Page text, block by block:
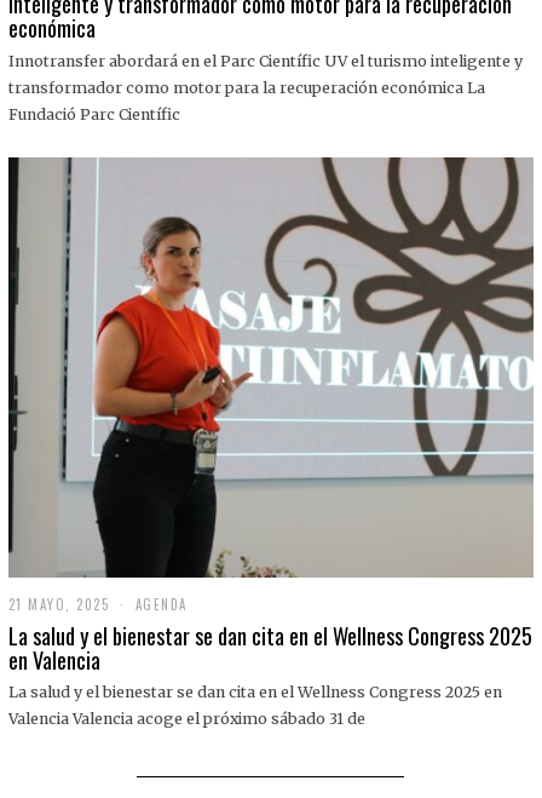
Y
,
0
2
económica
Innotransfer abordará en el Parc Científic UV el turismo inteligente y
transformador como motor para la recuperación económica La
Fundació Parc Científic
21 MAYO, 2025
1
M
O
,
AGENDA
La salud y el bienestar se dan cita en el Wellness Congress 2025
en Valencia
La salud y el bienestar se dan cita en el Wellness Congress 2025 en
Valencia Valencia acoge el próximo sábado 31 de